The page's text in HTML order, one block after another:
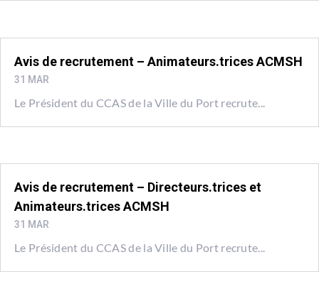
Avis de recrutement – Animateurs.trices ACMSH
31 MAR
Le Président du CCAS de la Ville du Port recrute...
Avis de recrutement – Directeurs.trices et
Animateurs.trices ACMSH
31 MAR
Le Président du CCAS de la Ville du Port recrute...